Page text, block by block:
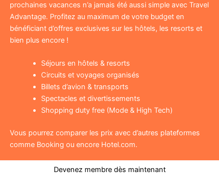
prochaines vacances n’a jamais été aussi simple avec Travel
Advantage. Profitez au maximum de votre budget en
bénéficiant d’offres exclusives sur les hôtels, les resorts et
bien plus encore !
Séjours en hôtels & resorts
Circuits et voyages organisés
Billets d’avion & transports
Spectacles et divertissements
Shopping duty free (Mode & High Tech)
Vous pourrez comparer les prix avec d’autres plateformes
comme Booking ou encore Hotel.com.
Devenez membre dès maintenant